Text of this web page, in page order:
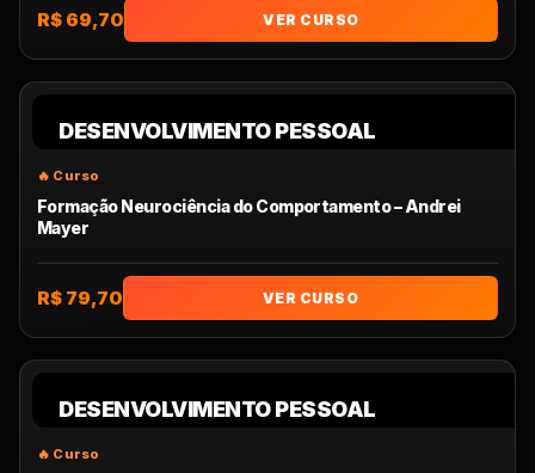
R$ 69,70 VER CURSO
DESENVOLVIMENTO PESSOAL
Formação Neurociência do Comportamento – Andrei
Mayer
R$ 79,70 VER CURSO
DESENVOLVIMENTO PESSOAL